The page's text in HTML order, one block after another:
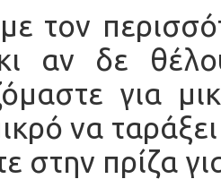
τον
αν δε
για
να
στην πρίζα